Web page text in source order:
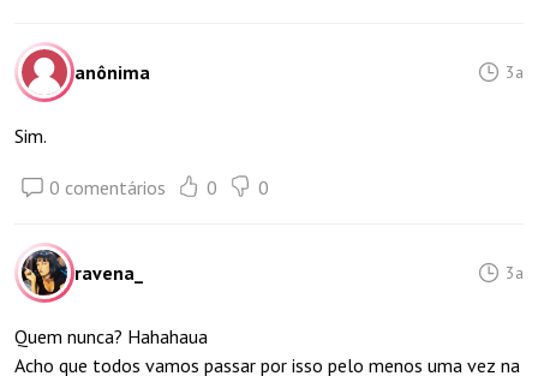
anônima 3a
Sim.
0 comentários 0 0
ravena_ 3a
Quem nunca? Hahahaua
Acho que todos vamos passar por isso pelo menos uma vez na